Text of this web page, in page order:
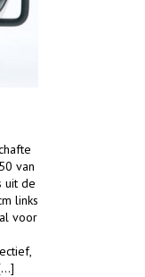
van
uit de
links
voor